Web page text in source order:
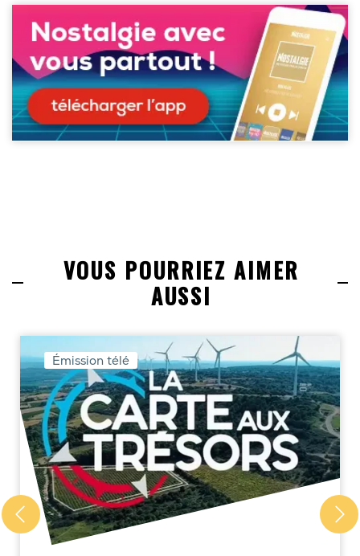
VOUS POURRIEZ AIMER
AUSSI
Émission télé